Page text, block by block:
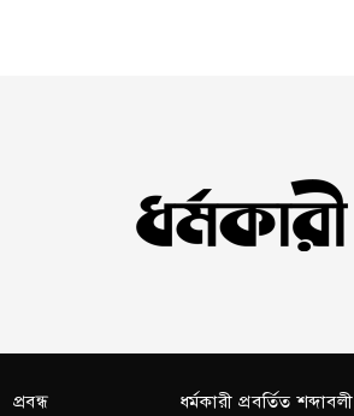
প্রবন্ধ ধর্মকারী প্রবর্তিত শব্দাবলী